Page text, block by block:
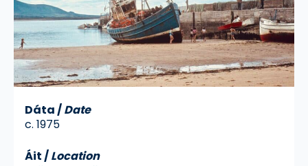
Dáta/Date
c. 1975
Áit/Location